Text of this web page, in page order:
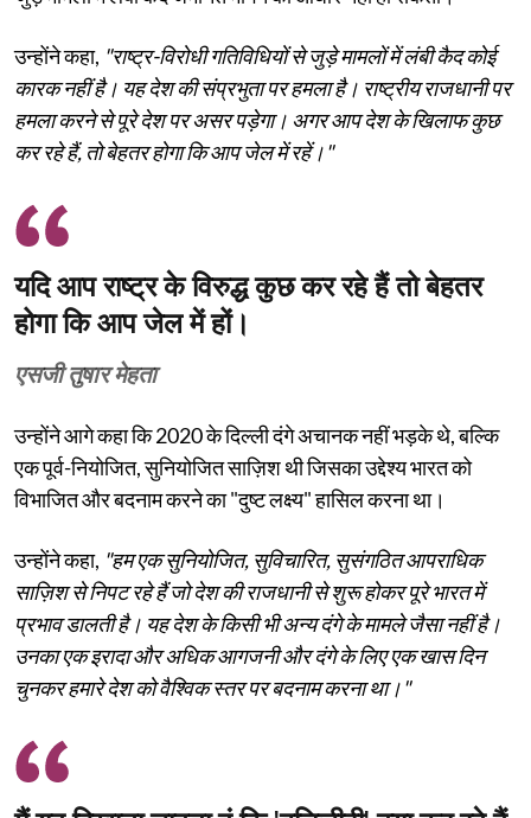
उन्होंने कहा, "राष्ट्र-विरोधी गतिविधियों से जुड़े मामलों में लंबी कैद कोई
कारक नहीं है। यह देश की संप्रभुता पर हमला है। राष्ट्रीय राजधानी पर
हमला करने से पूरे देश पर असर पड़ेगा। अगर आप देश के खिलाफ कुछ
कर रहे हैं, तो बेहतर होगा कि आप जेल में रहें।"
यदि आप राष्ट्र के विरुद्ध कुछ कर रहे हैं तो बेहतर
होगा कि आप जेल में हों।
एसजी तुषार मेहता
उन्होंने आगे कहा कि 2020 के दिल्ली दंगे अचानक नहीं भड़के थे, बल्कि
एक पूर्व-नियोजित, सुनियोजित साज़िश थी जिसका उद्देश्य भारत को
विभाजित और बदनाम करने का "दुष्ट लक्ष्य" हासिल करना था।
उन्होंने कहा, "हम एक सुनियोजित, सुविचारित, सुसंगठित आपराधिक
साज़िश से निपट रहे हैं जो देश की राजधानी से शुरू होकर पूरे भारत में
प्रभाव डालती है। यह देश के किसी भी अन्य दंगे के मामले जैसा नहीं है।
उनका एक इरादा और अधिक आगजनी और दंगे के लिए एक खास दिन
चुनकर हमारे देश को वैश्विक स्तर पर बदनाम करना था।"